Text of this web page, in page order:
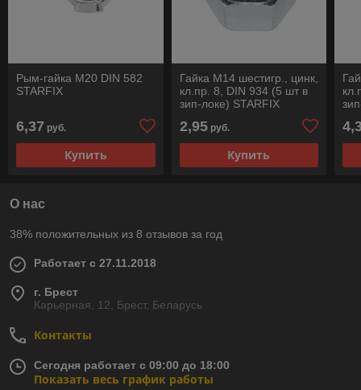
Рым-гайка М20 DIN 582
STARFIX
6,37 руб.
Купить
Гайка М14 шестигр., цинк,
кл.пр. 8, DIN 934 (5 шт в
зип-локе) STARFIX
2,95руб.
Купить
О нас
38% положительных из 8 отзывов за год
Работает с 27.11.2018
г. Брест
Карьерная, 12, Брест, Беларусь
Контакты
Сегодня работает с 09:00 до 18:00
Показать весь график работы